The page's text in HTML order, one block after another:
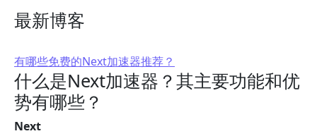
最新博客
有哪些免费的Next加速器推荐？
什么是Next加速器？其主要功能和优
势有哪些？
Next